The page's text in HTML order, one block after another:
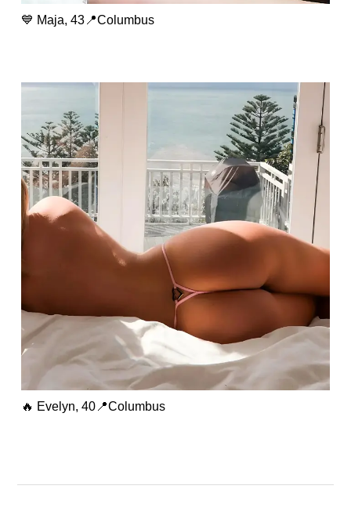
💙 Maja, 43📍Columbus
🔥 Evelyn, 40📍Columbus